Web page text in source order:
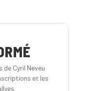
de Cyril Neveu
et les